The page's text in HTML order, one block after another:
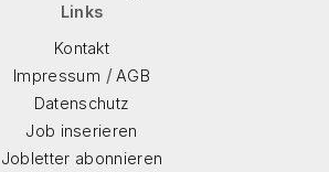
Links
Kontakt
Impressum / AGB
Datenschutz
Job inserieren
Jobletter abonnieren